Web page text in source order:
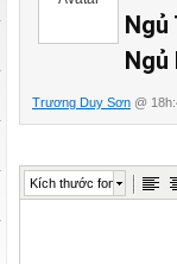
Ngủ
Ngủ
Trương Duy Sơn @
Kích thước font